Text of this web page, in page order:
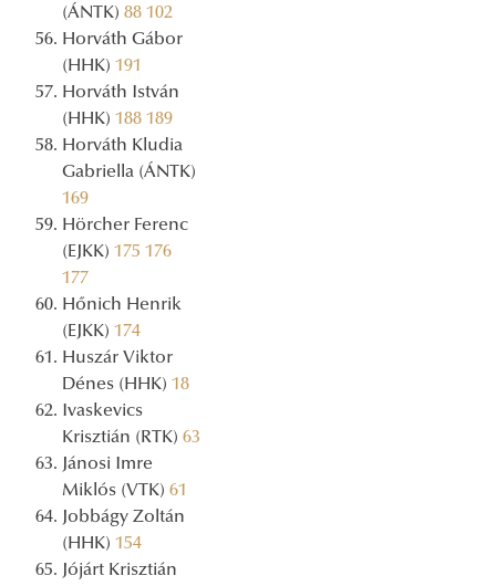
(ÁNTK) 88 102
Horváth Gábor
(HHK) 191
Horváth István
(HHK) 188 189
Horváth Kludia
Gabriella (ÁNTK)
169
Hörcher Ferenc
(EJKK) 175 176
177
Hőnich Henrik
(EJKK) 174
Huszár Viktor
Dénes (HHK) 18
Ivaskevics
Krisztián (RTK) 63
Jánosi Imre
Miklós (VTK) 61
Jobbágy Zoltán
(HHK) 154
Jójárt Krisztián